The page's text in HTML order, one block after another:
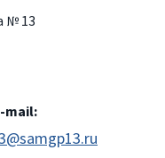
№ 13
mail: